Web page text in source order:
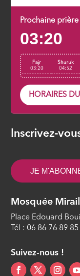
Prochaine prière
03:20
Fajr
03:20
Shuruk
04:52
HORAIRES
Inscrivez-
JE
Mosquée
Place Edouard
Tél : 06 86 76 89 85
Suivez-nous !